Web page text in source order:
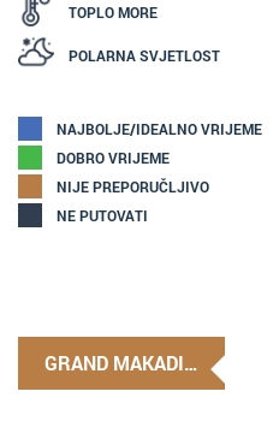
TOPLO MORE
POLARNA SVJETLOST
NAJBOLJE/IDEALNO VRIJEME
DOBRO VRIJEME
NIJE PREPORUČLJIVO
NE PUTOVATI
GRAND MAKADI…